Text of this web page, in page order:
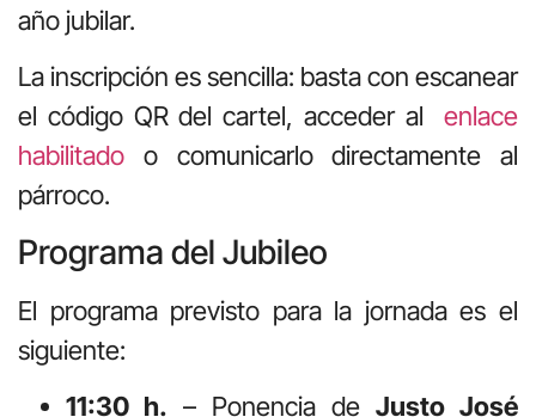
año jubilar.
La inscripción es sencilla: basta con escanear
el código QR del cartel, acceder al enlace
habilitado o comunicarlo directamente al
párroco.
Programa del Jubileo
El programa previsto para la jornada es el
siguiente:
11:30 h. – Ponencia de Justo José